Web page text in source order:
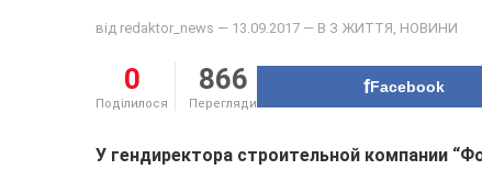
від redaktor_news — 13.09.2017 — В З ЖИТТЯ НОВИНИ
0
Поділилося
866
Перегляди
Facebook
У гендиректора строительной компании